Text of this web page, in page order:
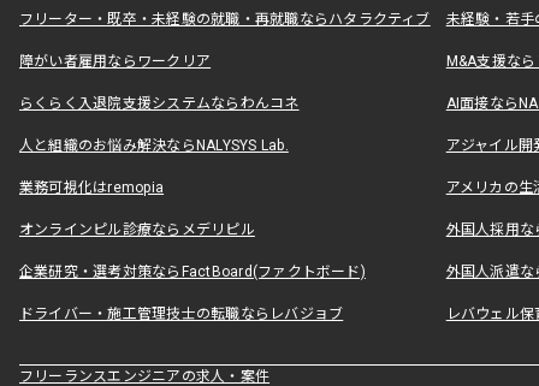
フリーター・既卒・未経験の就職・再就職ならハタラクティブ 未経験・若手
障がい者雇用ならワークリア M&A支援な
らくらく入退院支援システムならわんコネ AI面接なら
人と組織のお悩み解決ならNALYSYS Lab. アジャイル
業務可視化はremopia アメリカの
オンラインピル診療ならメデリピル 外国人採用
企業研究・選考対策ならFactBoard(ファクトボード) 外国人派遣な
ドライバー・施工管理技士の転職ならレバジョブ レバウェル
フリーランスエンジニアの求人・案件